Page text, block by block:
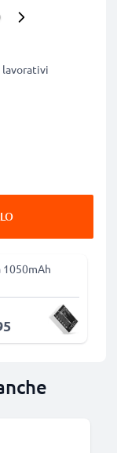
lavorativi